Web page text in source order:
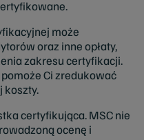
może
oraz inne opłaty,
zakresu certyfikacji.
Ci zredukować
koszty.
certyfikująca. MSC nie
ocenę i